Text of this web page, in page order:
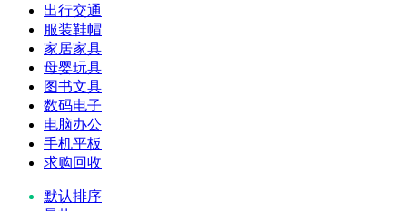
出行交通
服装鞋帽
家居家具
母婴玩具
图书文具
数码电子
电脑办公
手机平板
求购回收
默认排序